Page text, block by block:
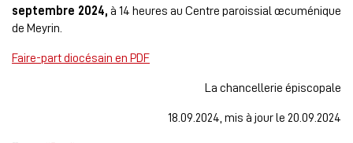
septembre 2024, à 14 heures au Centre paroissial œcuménique
de Meyrin.
Faire-part diocésain en PDF
La chancellerie épiscopale
18.09.2024, mis à jour le 20.09.2024